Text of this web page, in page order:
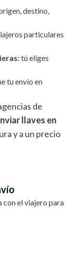
destino,
particulares
tú eliges
tu envío en
de
llaves en
y a un precio
con el viajero para